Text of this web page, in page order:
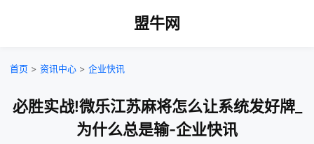
盟牛网
首页 > 资讯中心 > 企业快讯
必胜实战!微乐江苏麻将怎么让系统发好牌_
为什么总是输-企业快讯